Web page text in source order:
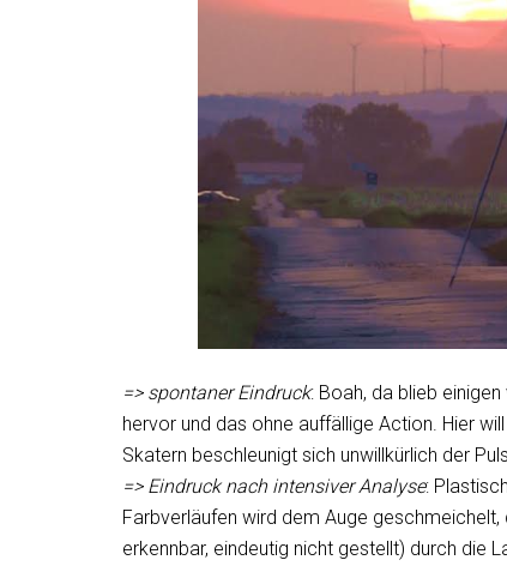
=> spontaner Eindruck: Boah, da blieb
hervor und das ohne auffällige Action. Hier
Skatern beschleunigt sich unwillkürlich der
=> Eindruck nach intensiver Analyse:
Farbverläufen wird dem Auge
erkennbar, eindeutig nicht gestellt) durch die